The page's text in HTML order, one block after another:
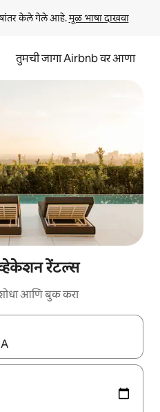
केले गेले आहे. मूळ भाषा दाखवा
तुमची जागा Airbnb वर आणा
रेंटल्स
आणि बुक करा
वरच्या आणि खाली बाणांच्या किजसह